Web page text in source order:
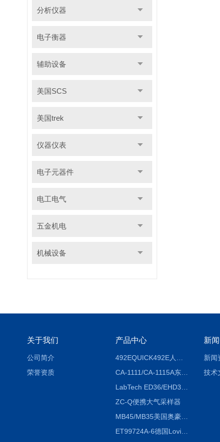
分析仪器
电子衡器
辅助设备
美国SCS
美国trek
仪器仪表
电子元器件
电工电气
五金机电
机械设备
关于我们
公司简介
荣誉资质
产品中心
CA-1111/CA-1115A东京理化EYELA CA-1111/CA-1115A冷却水循环装置
ZC-Q便携大气采样器
MB45/MB35美国奥豪斯OHAUS MB45/MB35卤素红外水分测定仪
ET99724A-6德国Lovibond ET99724A-6微电脑BOD测定仪
新
新闻
技术